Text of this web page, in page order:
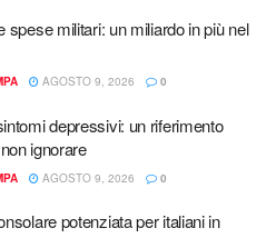
spese militari: un miliardo in più nel
AGOSTO 9, 2026 0
depressivi: un riferimento
ignorare
AGOSTO 9, 2026 0
potenziata per italiani in